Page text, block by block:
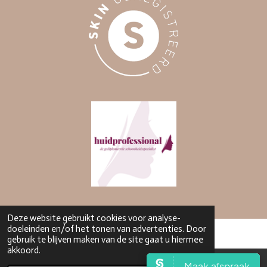
Deze website gebruikt cookies voor analyse-
doeleinden en/of het tonen van advertenties. Door
gebruik te blijven maken van de site gaat u hiermee
akkoord.